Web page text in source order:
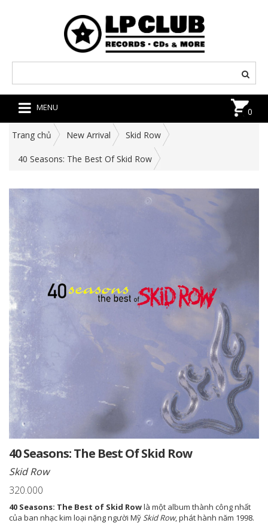
MENU 0
Trang chủ New Arrival Skid Row
40 Seasons: The Best Of Skid Row
40 Seasons: The Best Of Skid Row
Skid Row
320.000
40 Seasons: The Best of Skid Rowlà một album thành công nhất
của ban nhạc kim loại nặng người MỹSkid Row, phát hành năm 1998.